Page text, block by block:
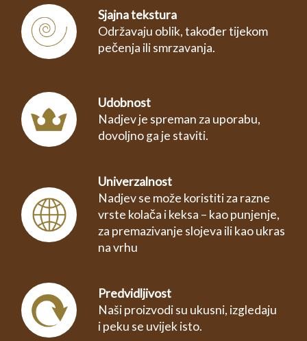
Sjajna tekstura
Održavaju oblik, također tijekom
pečenja ili smrzavanja.
Udobnost
Nadjev je spreman za uporabu,
dovoljno ga je staviti.
Univerzalnost
Nadjev se može koristiti za razne
vrste kolača i keksa – kao punjenje,
za premazivanje slojeva ili kao ukras
na vrhu
Predvidljivost
Naši proizvodi su ukusni, izgledaju
i peku se uvijek isto.